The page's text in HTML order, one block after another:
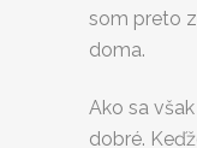
som preto
doma.
Ako sa
dobré.